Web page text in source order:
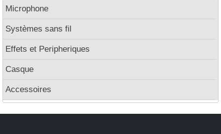
Microphone
Systèmes sans fil
Effets et Peripheriques
Casque
Accessoires